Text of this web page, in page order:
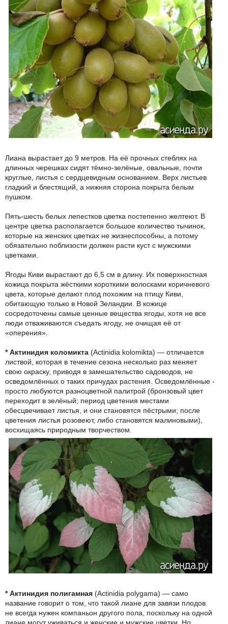
Лиана вырастает до 9 метров. На её прочных стеблях на
длинных черешках сидят тёмно-зелёные, овальные, почти
круглые, листья с сердцевидным основанием. Верх листьев
гладкий и блестящий, а нижняя сторона покрыта белым
пушком.
Пять-шесть белых лепестков цветка постепенно желтеют. В
центре цветка располагается большое количество тычинок,
которые на женских цветках не жизнеспособны, а потому
обязательно поблизости должен расти куст с мужскими
цветками.
Ягоды Киви вырастают до 6,5 см в длину. Их поверхностная
кожица покрыта жёсткими короткими волосками коричневого
цвета, которые делают плод похожим на птицу Киви,
обитающую только в Новой Зеландии. В кожице
сосредоточены самые ценные вещества ягоды, хотя не все
люди отваживаются съедать ягоду, не очищая её от
«оперения».
* Актинидия коломикта (Actinidia kolomikta) — отличается
листвой, которая в течение сезона несколько раз меняет
свою окраску, приводя в замешательство садоводов, не
осведомлённых о таких причудах растения. Осведомлённые -
просто любуются разноцветной палитрой (бронзовый цвет
переходит в зелёный; период цветения местами
обесцвечивает листья, и они становятся пёстрыми; после
цветения листья розовеют, либо становятся малиновыми),
восхищаясь природным творчеством.
* Актинидия полигамная (Actinidia polygama) — само
название говорит о том, что такой лиане для завязи плодов
не всегда нужен компаньон другого пола, поскольку на одной
лиане могут уживаться и женские и мужские цветки. Но,